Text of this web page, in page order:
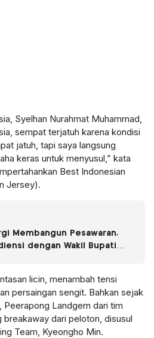
Syelhan Nurahmat Muhammad,
sempat terjatuh karena kondisi
jatuh, tapi saya langsung
keras untuk menyusul,” kata
Best Indonesian
Jersey).
Membangun Pesawaran,
dengan Wakil Bupati
licin, menambah tensi
persaingan sengit. Bahkan sejak
Landgern dari tim
breakaway dari peloton, disusul
Team, Kyeongho Min.